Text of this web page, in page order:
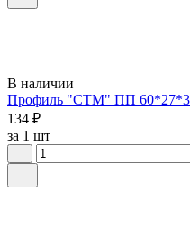
В наличии
Профиль "СТМ" ПП
134 ₽
за 1 шт